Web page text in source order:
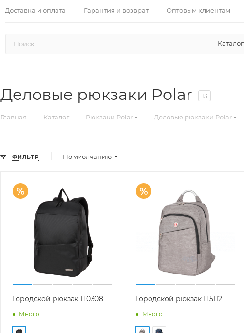
Доставка и оплата Гарантия и возврат Оптовым клиентам
Каталог
Деловые рюкзаки Polar 13
Главная — Каталог — Рюкзаки Polar — Деловые рюкзаки Polar
ФИЛЬТР По умолчанию
Городской рюкзак П0308
Много
Городской рюкзак П5112
Много